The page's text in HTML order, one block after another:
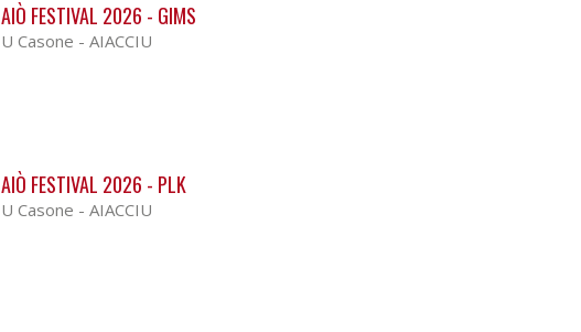
AIÒ FESTIVAL 2026 - GIMS
U Casone - AIACCIU
AIÒ FESTIVAL 2026 - PLK
U Casone - AIACCIU